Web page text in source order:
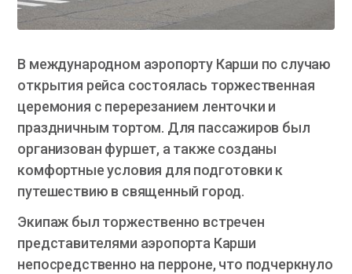
В международном аэропорту Карши по случаю
открытия рейса состоялась торжественная
церемония с перерезанием ленточки и
праздничным тортом. Для пассажиров был
организован фуршет, а также созданы
комфортные условия для подготовки к
путешествию в священный город.
Экипаж был торжественно встречен
представителями аэропорта Карши
непосредственно на перроне, что подчеркнуло